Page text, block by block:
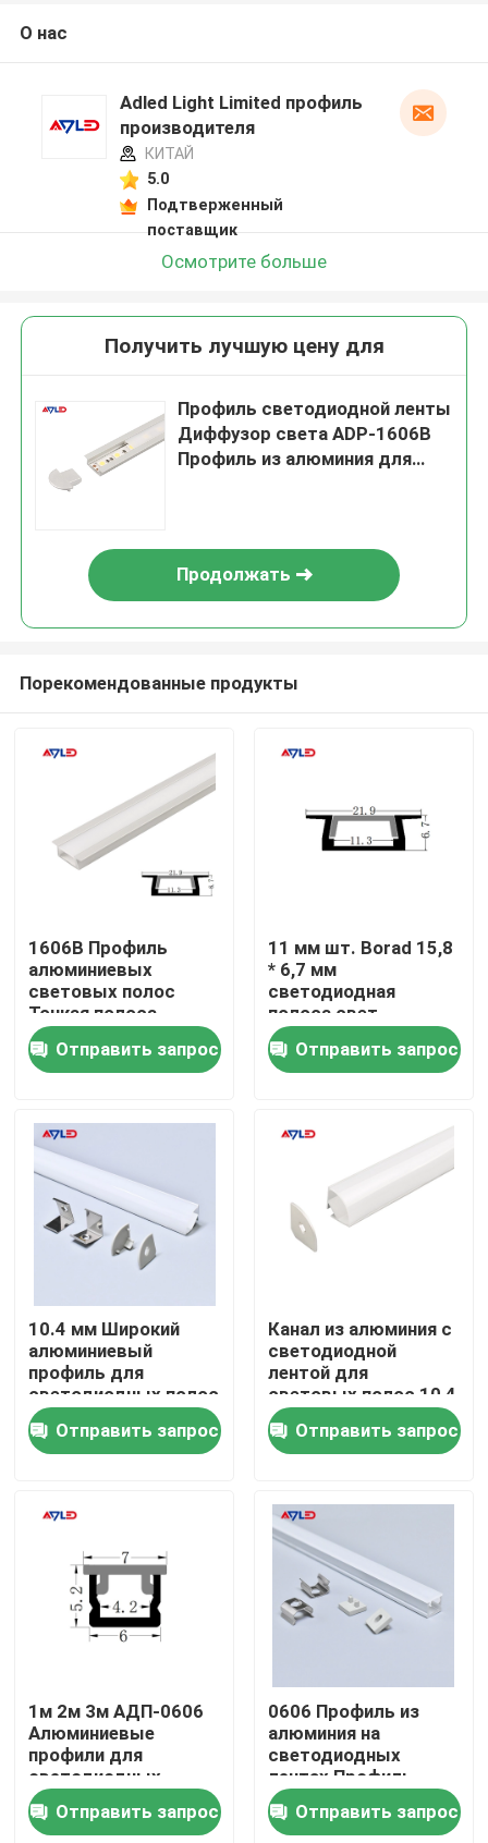
Дом
Видео
О нас
Проверка качества
Свяжитесь мы
Спросите цитату
высокий cri привел прокладку
О нас
Adled Light Limited профиль
производителя
КИТАЙ
5.0
Подтверженный
поставщик
Осмотрите больше
Получить лучшую цену для
Профиль светодиодной ленты
Диффузор света ADP-1606B
Профиль из алюминия для
Продолжать
Порекомендованные продукты
1606B Профиль
алюминиевых
световых полос
Тонкая полоса
Светлая точка
Профиль лестницы
Декоративная
Отправить запрос
11 мм шт. Borad 15,8
* 6,7 мм
светодиодная
полоса свет
Алюминиевый
профиль Легкая
установка
Отправить запрос
10.4 мм Широкий
алюминиевый
профиль для
светодиодных полос
Отправить запрос
Канал из алюминия с
светодиодной
лентой для
световых полос 10,4
мм
Отправить запрос
1м 2м 3м АДП-0606
Алюминиевые
профили для
светодиодных
световых лент
Отправить запрос
0606 Профиль из
алюминия на
светодиодных
лентах Профиль
канала
светодиффузора
Отправить запрос